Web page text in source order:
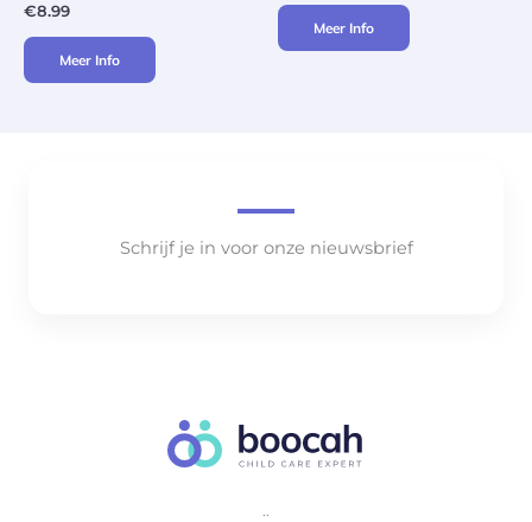
€8.99
Meer Info
Meer Info
Schrijf je in voor onze nieuwsbrief
..